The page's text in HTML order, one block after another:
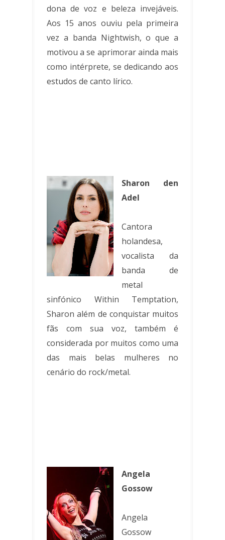
dona de voz e beleza invejáveis.
Aos 15 anos ouviu pela primeira
vez a banda Nightwish, o que a
motivou a se aprimorar ainda mais
como intérprete, se dedicando aos
estudos de canto lírico.
Sharon den
Adel
Cantora
holandesa,
vocalista da
banda de
metal
sinfónico Within Temptation,
Sharon além de conquistar muitos
fãs com sua voz, também é
considerada por muitos como uma
das mais belas mulheres no
cenário do rock/metal.
Angela
Gossow
Angela
Gossow